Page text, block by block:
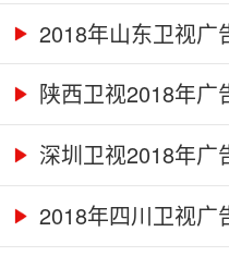
2018年山东卫视广
陕西卫视2018年广
深圳卫视2018年广
2018年四川卫视广